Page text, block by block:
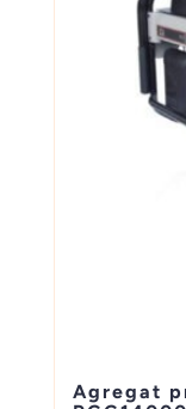
Agregat